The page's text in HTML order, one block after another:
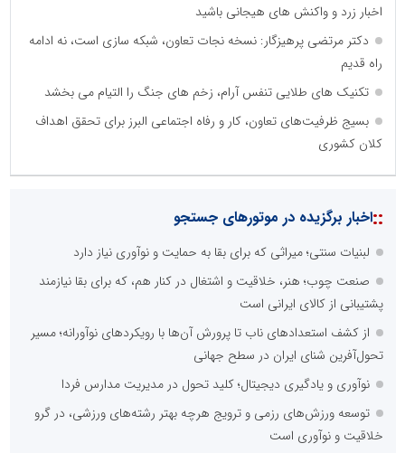
اخبار زرد و واکنش های هیجانی باشید
دکتر مرتضی پرهیزگار: نسخه نجات تعاون، شبکه سازی است، نه ادامه
راه قدیم
تکنیک های طلایی تنفس آرام، زخم های جنگ را التیام می بخشد
بسیج ظرفیت‌های تعاون، کار و رفاه اجتماعی البرز برای تحقق اهداف
کلان کشوری
::اخبار برگزیده در موتورهای جستجو
لبنیات سنتی؛ میراثی که برای بقا به حمایت و نوآوری نیاز دارد
صنعت چوب؛ هنر، خلاقیت و اشتغال در کنار هم، که برای بقا نیازمند
پشتیبانی از کالای ایرانی است
از کشف استعدادهای ناب تا پرورش آن‌ها با رویکردهای نوآورانه؛ مسیر
تحول‌آفرین شنای ایران در سطح جهانی
نوآوری و یادگیری دیجیتال؛ کلید تحول در مدیریت مدارس فردا
توسعه ورزش‌های رزمی و ترویج هرچه بهتر رشته‌های ورزشی، در گرو
خلاقیت و نوآوری است